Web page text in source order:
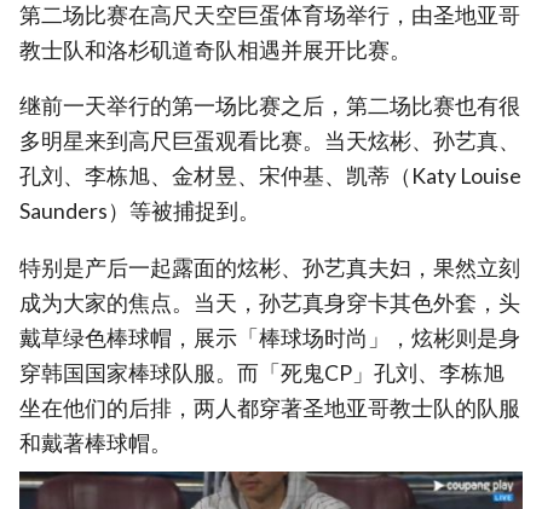
第二场比赛在高尺天空巨蛋体育场举行，由圣地亚哥
教士队和洛杉矶道奇队相遇并展开比赛。
继前一天举行的第一场比赛之后，第二场比赛也有很
多明星来到高尺巨蛋观看比赛。当天炫彬、孙艺真、
孔刘、李栋旭、金材昱、宋仲基、凯蒂（Katy Louise
Saunders）等被捕捉到。
特别是产后一起露面的炫彬、孙艺真夫妇，果然立刻
成为大家的焦点。当天，孙艺真身穿卡其色外套，头
戴草绿色棒球帽，展示「棒球场时尚」，炫彬则是身
穿韩国国家棒球队服。而「死鬼CP」孔刘、李栋旭
坐在他们的后排，两人都穿著圣地亚哥教士队的队服
和戴著棒球帽。